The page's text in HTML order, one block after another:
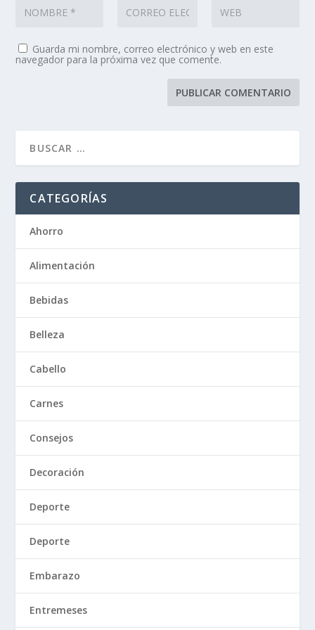
Guarda mi nombre, correo electrónico y web en este
navegador para la próxima vez que comente.
CATEGORÍAS
Ahorro
Alimentación
Bebidas
Belleza
Cabello
Carnes
Consejos
Decoración
Deporte
Deporte
Embarazo
Entremeses